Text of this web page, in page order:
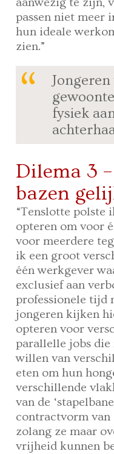
passen niet meer
hun ideale
zien.”
fysiek
Dilema 3
bazen
“Tenslotte polste
opteren om voor
voor meerdere
ik een groot
één werkgever
exclusief aan
professionele tijd
jongeren kijken
opteren voor
parallelle jobs die
willen van
eten om hun
verschillende
van de
contractvorm van
zolang ze maar
vrijheid kunnen